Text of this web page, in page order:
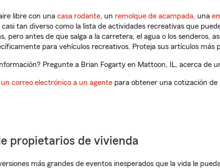
libre con una casa rodante, un remolque de acampada, una
casi tan diverso como la lista de actividades recreativas que
pero antes de que salga a la carretera, el agua o los senderos,
para vehículos recreativos. Proteja sus artículos más
Pregunte a Brian Fogarty en Mattoon, IL, acerca de
correo electrónico a un agente para obtener una cotización
propietarios de vivienda
más grandes de eventos inesperados que la vida le